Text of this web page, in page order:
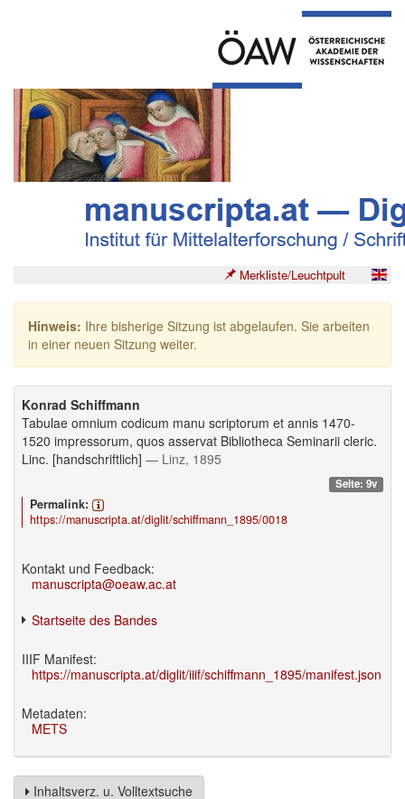
Merkliste/Leuchtpult
Hinweis: Ihre bisherige Sitzung ist abgelaufen. Sie arbeiten
in einer neuen Sitzung weiter.
Konrad Schiffmann
Tabulae omnium codicum manu scriptorum et annis 1470-
1520 impressorum, quos asservat Bibliotheca Seminarii cleric.
Linc. [handschriftlich] — Linz, 1895
Seite: 9v
Permalink:
https://manuscripta.at/diglit/schiffmann_1895/0018
Kontakt und Feedback:
manuscripta@oeaw.ac.at
Startseite des Bandes
IIIF Manifest:
https://manuscripta.at/diglit/iiif/schiffmann_1895/manifest.json
Metadaten:
METS
Inhaltsverz. u. Volltextsuche